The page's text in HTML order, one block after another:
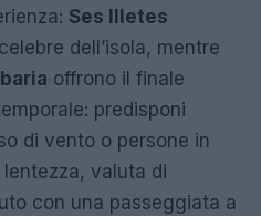
Ses Illetes
dell’isola, mentre
offrono il finale
predisponi
di vento o persone in
valuta di
con una passeggiata a